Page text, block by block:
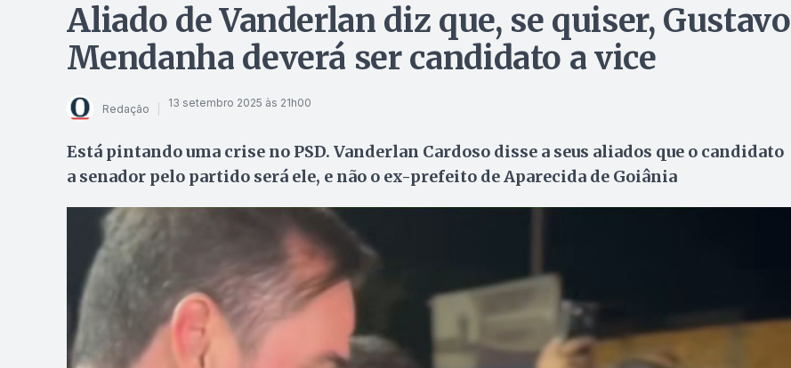
Aliado de Vanderlan diz que, se quiser, Gustavo
Mendanha deverá ser candidato a vice
Redação 13 setembro 2025 às 21h00
Está pintando uma crise no PSD. Vanderlan Cardoso disse a seus aliados que o candidato
a senador pelo partido será ele, e não o ex-prefeito de Aparecida de Goiânia